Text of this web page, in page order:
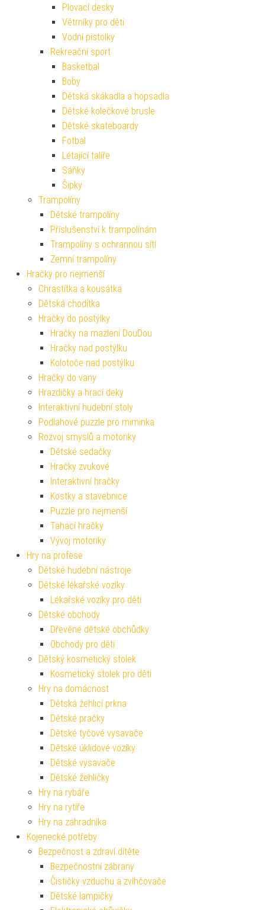
Plovací desky
Větrníky pro děti
Vodní pistolky
Rekreační sport
Basketbal
Boby
Dětská skákadla a hopsadla
Dětské kolečkové brusle
Dětské skateboardy
Fotbal
Létající talíře
Sáňky
Šipky
Trampolíny
Dětské trampolíny
Příslušenství k trampolínám
Trampolíny s ochrannou sítí
Zemní trampolíny
Hračky pro nejmenší
Chrastítka a kousátka
Dětská chodítka
Hračky do postýlky
Hračky na mazlení DouDou
Hračky nad postýlku
Kolotoče nad postýlku
Hračky do vany
Hrazdičky a hrací deky
Interaktivní hudební stoly
Podlahové puzzle pro miminka
Rozvoj smyslů a motoriky
Dětské sedačky
Hračky zvukové
Interaktivní hračky
Kostky a stavebnice
Puzzle pro nejmenší
Tahací hračky
Vývoj motoriky
Hry na profese
Dětské hudební nástroje
Dětské lékařské vozíky
Lékařské vozíky pro děti
Dětské obchody
Dřevěné dětské obchůdky
Obchody pro děti
Dětský kosmetický stolek
Kosmetický stolek pro děti
Hry na domácnost
Dětská žehlicí prkna
Dětské pračky
Dětské tyčové vysavače
Dětské úklidové vozíky
Dětské vysavače
Dětské žehličky
Hry na rybáře
Hry na rytíře
Hry na zahradníka
Kojenecké potřeby
Bezpečnost a zdraví dítěte
Bezpečnostní zábrany
Čističky vzduchu a zvlhčovače
Dětské lampičky